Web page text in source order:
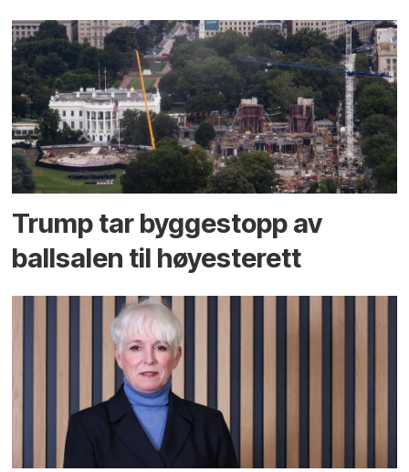
Trump tar byggestopp av
ballsalen til høyesterett